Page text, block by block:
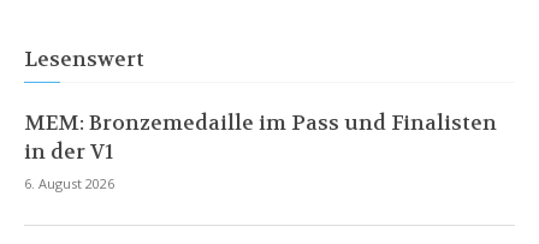
Lesenswert
MEM: Bronzemedaille im Pass und Finalisten
in der V1
6. August 2026